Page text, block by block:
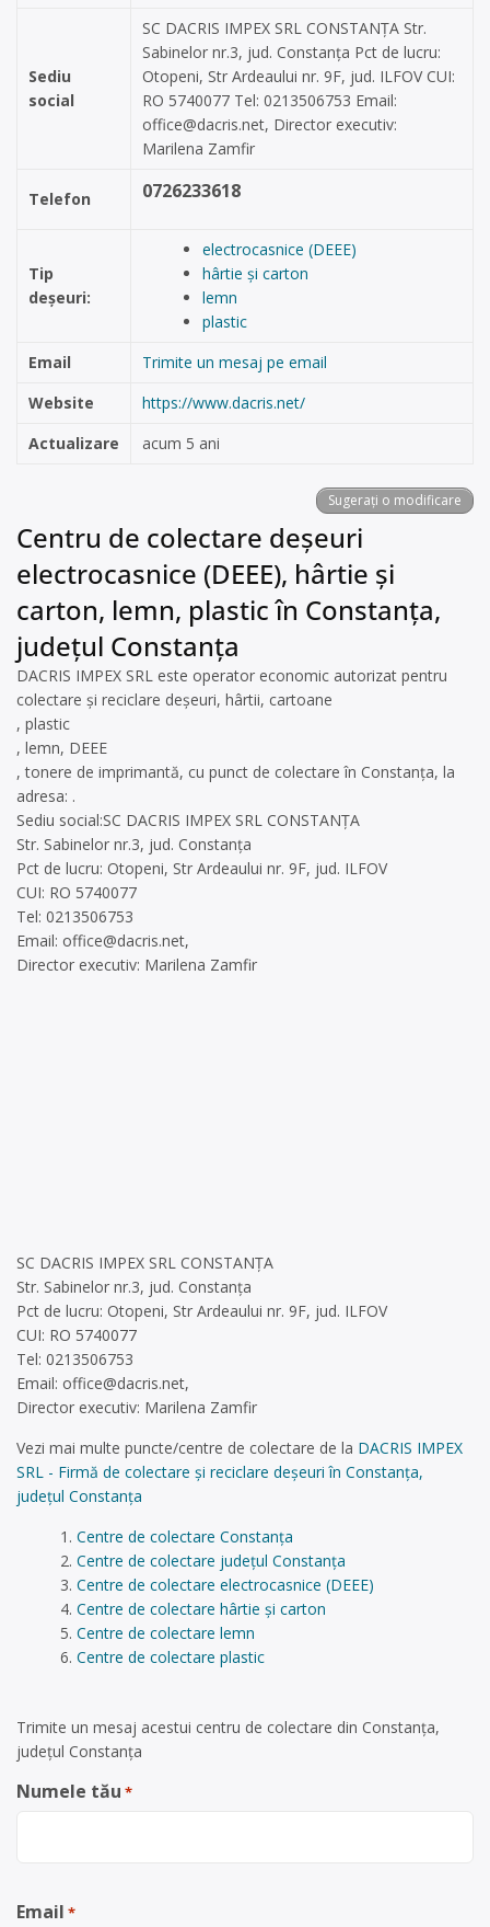
Sediu
social
SC DACRIS IMPEX SRL CONSTANȚA Str.
Sabinelor nr.3, jud. Constanța Pct de lucru:
Otopeni, Str Ardeaului nr. 9F, jud. ILFOV CUI:
RO 5740077 Tel: 0213506753 Email:
office@dacris.net, Director executiv:
Marilena Zamfir
Telefon 0726233618
Tip
deșeuri:
electrocasnice (DEEE)
hârtie și carton
lemn
plastic
Email
Trimite un mesaj pe email
Website
https://www.dacris.net/
Actualizare
acum 5 ani
Sugerați o modificare
Centru de colectare deșeuri
electrocasnice (DEEE), hârtie și
carton, lemn, plastic în Constanța,
județul Constanța
DACRIS IMPEX SRL este operator economic autorizat pentru
colectare și reciclare deșeuri, hârtii, cartoane
, plastic
, lemn, DEEE
, tonere de imprimantă, cu punct de colectare în Constanța, la
adresa: .
Sediu social:SC DACRIS IMPEX SRL CONSTANȚA
Str. Sabinelor nr.3, jud. Constanța
Pct de lucru: Otopeni, Str Ardeaului nr. 9F, jud. ILFOV
CUI: RO 5740077
Tel: 0213506753
Email: office@dacris.net,
Director executiv: Marilena Zamfir
SC DACRIS IMPEX SRL CONSTANȚA
Str. Sabinelor nr.3, jud. Constanța
Pct de lucru: Otopeni, Str Ardeaului nr. 9F, jud. ILFOV
CUI: RO 5740077
Tel: 0213506753
Email: office@dacris.net,
Director executiv: Marilena Zamfir
Vezi mai multe puncte/centre de colectare de la DACRIS IMPEX
SRL - Firmă de colectare și reciclare deșeuri în Constanța,
județul Constanța
Centre de colectare Constanța
Centre de colectare județul Constanța
Centre de colectare electrocasnice (DEEE)
Centre de colectare hârtie și carton
Centre de colectare lemn
Centre de colectare plastic
Trimite un mesaj acestui centru de colectare din Constanța,
județul Constanța
Numele tău *
Email *